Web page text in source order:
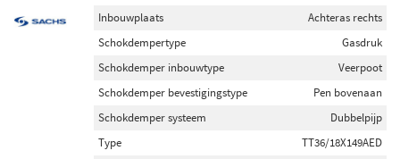
Inbouwplaats
Achteras rechts
Schokdempertype
Gasdruk
Schokdemper inbouwtype
Veerpoot
Schokdemper bevestigingstype
Pen bovenaan
Schokdemper systeem
Dubbelpijp
Type
TT36/18X149AED